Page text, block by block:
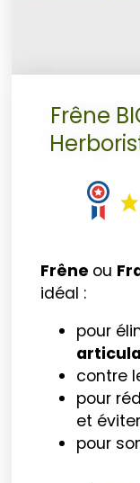
Frêne
Frêne ou
idéal :
pour
contre
pour
et
pour